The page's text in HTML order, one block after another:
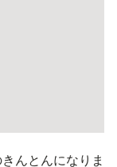
んとんになりま